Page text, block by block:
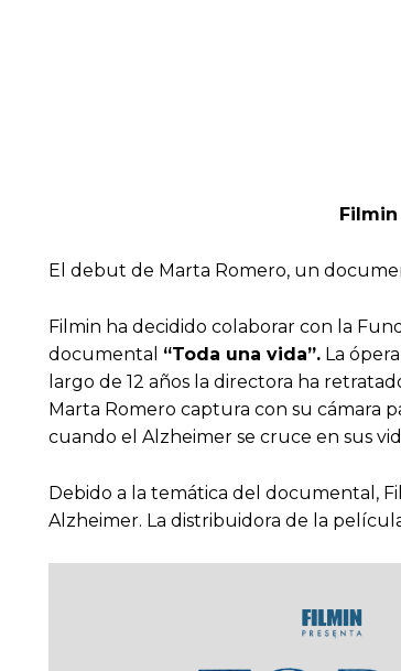
El debut de Marta Romero, un
Filmin ha decidido colaborar con la
documental “Toda una vida”. La
largo de 12 años la directora ha
Marta Romero captura con su cámara
cuando el Alzheimer se cruce en sus
Debido a la temática del documental,
Alzheimer. La distribuidora de la